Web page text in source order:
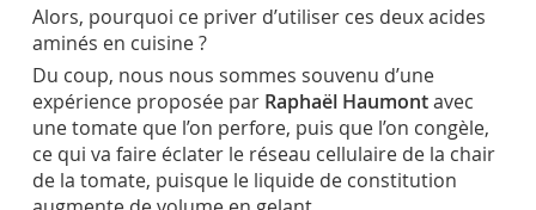
Alors, pourquoi ce priver d’utiliser ces deux acides
aminés en cuisine ?
Du coup, nous nous sommes souvenu d’une
expérience proposée par Raphaël Haumontavec
une tomate que l’on perfore, puis que l’on congèle,
ce qui va faire éclater le réseau cellulaire de la chair
de la tomate, puisque le liquide de constitution